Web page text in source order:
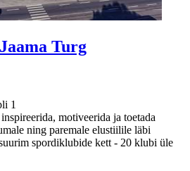
Turg
1
motiveerida ja toetada
ning paremale elustiilile läbi
spordiklubide kett - 20 klubi üle